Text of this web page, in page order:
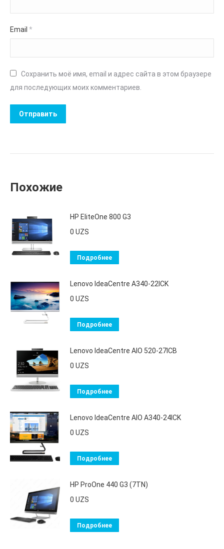
Email *
Сохранить моё имя, email и адрес сайта в этом браузере
для последующих моих комментариев.
Похожие
HP EliteOne 800 G3
0 UZS
Подробнее
Lenovo IdeaСentre A340-22ICK
0 UZS
Подробнее
Lenovo IdeaCentre AIO 520-27ICB
0 UZS
Подробнее
Lenovo IdeaCentre AIO A340-24ICK
0 UZS
Подробнее
HP ProOne 440 G3 (7TN)
0 UZS
Подробнее